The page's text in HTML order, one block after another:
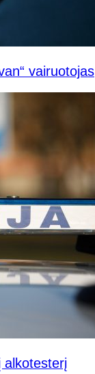
vairuotojas
alkotesterį